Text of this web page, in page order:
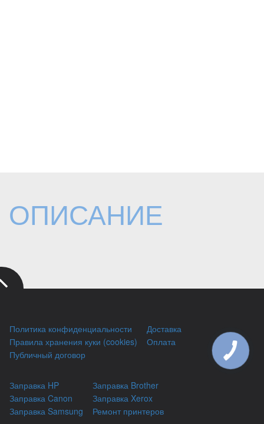
ОПИСАНИЕ
Политика конфиденциальности
Правила хранения куки (cookies)
Публичный договор
Доставка
Оплата
Заправка HP
Заправка Canon
Заправка Samsung
Заправка Brother
Заправка Xerox
Ремонт принтеров
КНОПКА
ЗВ'ЯЗКУ